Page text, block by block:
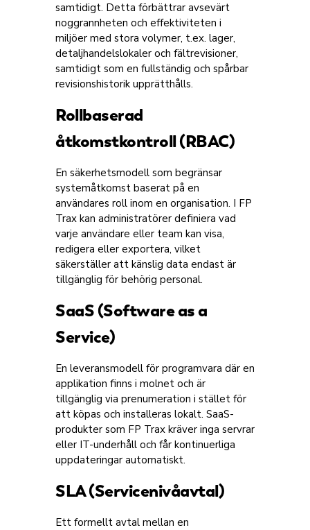
samtidigt. Detta förbättrar avsevärt
noggrannheten och effektiviteten i
miljöer med stora volymer, t.ex. lager,
detaljhandelslokaler och fältrevisioner,
samtidigt som en fullständig och spårbar
revisionshistorik upprätthålls.
Rollbaserad
åtkomstkontroll (RBAC)
En säkerhetsmodell som begränsar
systemåtkomst baserat på en
användares roll inom en organisation. I FP
Trax kan administratörer definiera vad
varje användare eller team kan visa,
redigera eller exportera, vilket
säkerställer att känslig data endast är
tillgänglig för behörig personal.
SaaS (Software as a
Service)
En leveransmodell för programvara där en
applikation finns i molnet och är
tillgänglig via prenumeration i stället för
att köpas och installeras lokalt. SaaS-
produkter som FP Trax kräver inga servrar
eller IT-underhåll och får kontinuerliga
uppdateringar automatiskt.
SLA (Servicenivåavtal)
Ett formellt avtal mellan en